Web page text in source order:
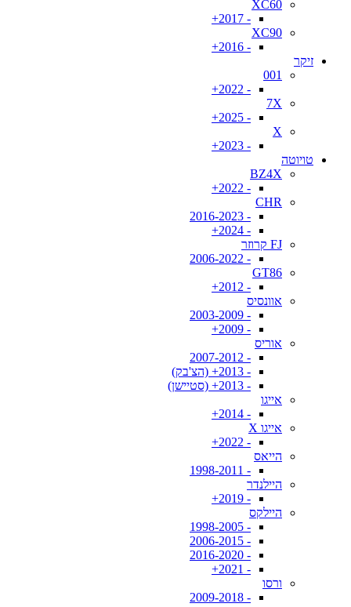
XC60
- 2017+
XC90
- 2016+
זיקר
001
- 2022+
7X
- 2025+
X
- 2023+
טויוטה
BZ4X
- 2022+
CHR
- 2016-2023
- 2024+
FJ קרוזר
- 2006-2022
GT86
- 2012+
אוונסיס
- 2003-2009
- 2009+
אוריס
- 2007-2012
- 2013+ (הצ'בק)
- 2013+ (סטיישן)
אייגו
- 2014+
אייגו X
- 2022+
הייאס
- 1998-2011
היילנדר
- 2019+
היילקס
- 1998-2005
- 2006-2015
- 2016-2020
- 2021+
ורסו
- 2009-2018